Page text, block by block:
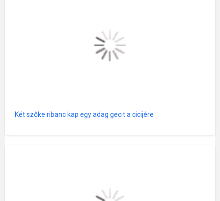
Két szőke ribanc kap egy adag gecit a cicijére